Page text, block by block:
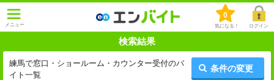
メニュー
0
気になる！ ログイン
検索結果
練馬で窓口・ショールーム・カウンター受付のバ
イト一覧
条件の変更